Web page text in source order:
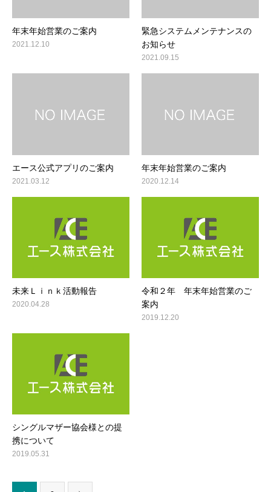
年末年始営業のご案内
2021.12.10
緊急システムメンテナンスの
お知らせ
2021.09.15
エース公式アプリのご案内
2021.03.12
年末年始営業のご案内
2020.12.14
未来Ｌｉｎｋ活動報告
2020.04.28
令和２年 年末年始営業のご
案内
2019.12.20
シングルマザー協会様との提
携について
2019.05.31